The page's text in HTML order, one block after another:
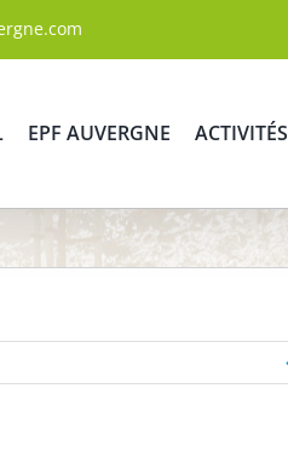
EPF AUVERGNE ACTIVITÉS